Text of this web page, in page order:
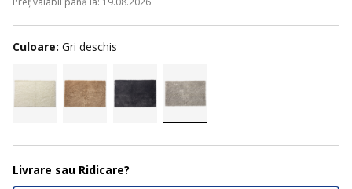
Culoare: Gri deschis
Livrare sau Ridicare?